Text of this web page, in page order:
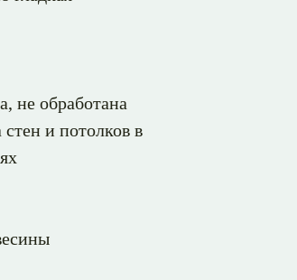
не обработана
и потолков в